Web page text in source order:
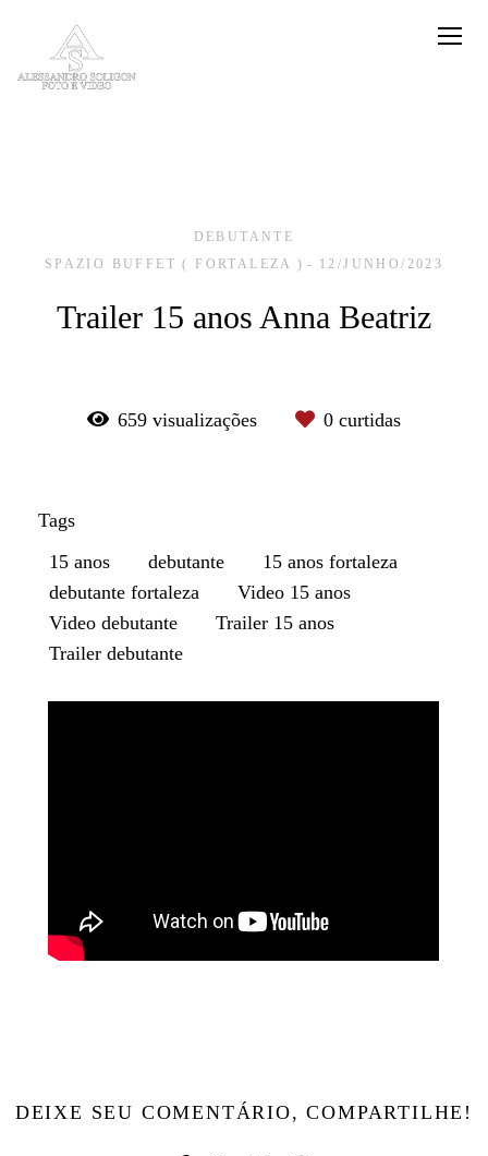
DEBUTANTE
SPAZIO BUFFET ( FORTALEZA )
12/JUNHO/2023
Trailer 15 anos Anna Beatriz
659 visualizações 0 curtidas
Tags
15 anos
debutante
15 anos fortaleza
debutante fortaleza
Video 15 anos
Video debutante
Trailer 15 anos
Trailer debutante
DEIXE SEU COMENTÁRIO, COMPARTILHE!